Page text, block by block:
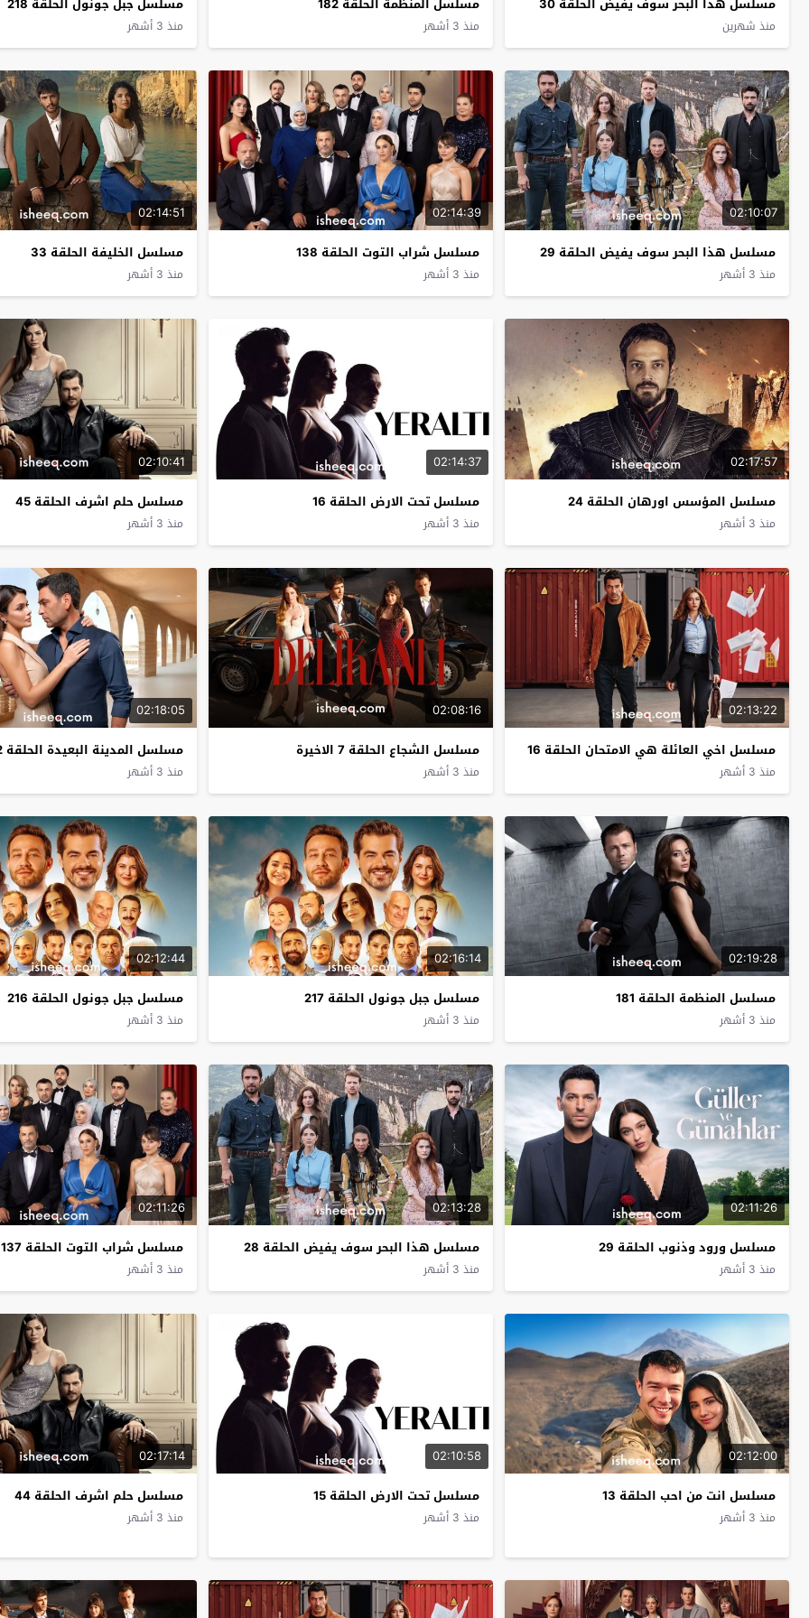
منذ شهرين منذ 3 أشهر منذ 3 أشهر
02:10:07
مسلسل هذا البحر سوف يفيض الحلقة 29
منذ 3 أشهر
02:14:39
مسلسل شراب التوت الحلقة 138
منذ 3 أشهر
02:14:51
مسلسل الخليفة الحلقة 33
منذ 3 أشهر
02:17:57
مسلسل المؤسس اورهان الحلقة 24
منذ 3 أشهر
02:14:37
مسلسل تحت الارض الحلقة 16
منذ 3 أشهر
02:10:41
مسلسل حلم اشرف الحلقة 45
منذ 3 أشهر
02:13:22
مسلسل اخي العائلة هي الامتحان الحلقة 16
منذ 3 أشهر
02:08:16
مسلسل الشجاع الحلقة 7 الاخيرة
منذ 3 أشهر
02:18:05
مسلسل المدينة البعيدة الحلقة 62
منذ 3 أشهر
02:19:28
مسلسل المنظمة الحلقة 181
منذ 3 أشهر
02:16:14
مسلسل جبل جونول الحلقة 217
منذ 3 أشهر
02:12:44
مسلسل جبل جونول الحلقة 216
منذ 3 أشهر
02:11:26
مسلسل ورود وذنوب الحلقة 29
منذ 3 أشهر
02:13:28
مسلسل هذا البحر سوف يفيض الحلقة 28
منذ 3 أشهر
02:11:26
مسلسل شراب التوت الحلقة 137
منذ 3 أشهر
02:12:00
مسلسل انت من احب الحلقة 13
منذ 3 أشهر
02:10:58
مسلسل تحت الارض الحلقة 15
منذ 3 أشهر
02:17:14
مسلسل حلم اشرف الحلقة 44
منذ 3 أشهر